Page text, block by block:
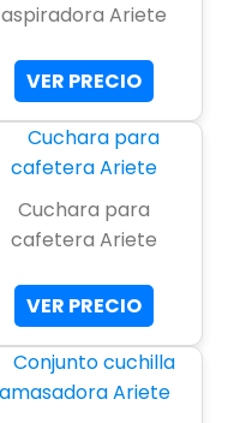
aspiradora Ariete
VER PRECIO
Cuchara para
cafetera Ariete
VER PRECIO